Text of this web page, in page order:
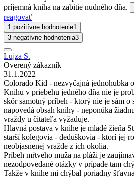
príjemná kniha na zabitie nudného dňa.
reagovať
1 pozitívne hodnotenie1
3 negatívne hodnotenia3
Lujza S.
Overený zákazník
31.1.2022
Colorado Kid - nezvyčajná jednohubka
Knihu v priebehu jedného dňa nie je
skôr samotný príbeh - ktorý nie je sám o
napovedá obsah knihy - neponúka
vraždy u čitateľa vyžaduje.
Hlavná postava v knihe je mladé žieňa
starší kolegovia - deduškovia - ktorí jej
neobjasnenej vražde z ich okolia.
Príbeh mŕtveho muža na pláži je
nezodpovedané otázky v prípade tam
Takže v knihe mi chýbal poriadny